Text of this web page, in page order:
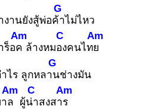
งานยังสู้พ่อค้า
G
ไม่ไหว
ร็อค
Am
ล้างหมอง
C
คนไทย
Am
ไร ลูกหลาน
G
ช่างมัน
ล
Am
ผู้น่า
C
สงสาร
Am